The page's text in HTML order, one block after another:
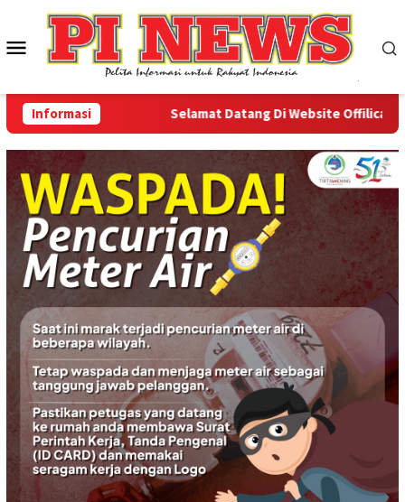
konten
Menu
Mobile
Informasi Selamat Datang Di Website Offilical PI-